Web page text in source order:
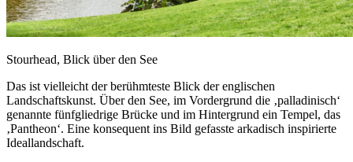
Stourhead, Blick über den See
Das ist vielleicht der berühmteste Blick der englischen
Landschaftskunst. Über den See, im Vordergrund die ‚palladinisch‘
genannte fünfgliedrige Brücke und im Hintergrund ein Tempel, das
‚Pantheon‘. Eine konsequent ins Bild gefasste arkadisch inspirierte
Ideallandschaft.